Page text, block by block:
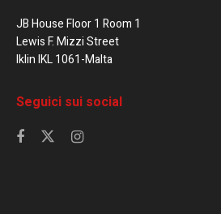
JB House Floor 1 Room 1
Lewis F. Mizzi Street
Iklin IKL 1061-Malta
Seguici sui social